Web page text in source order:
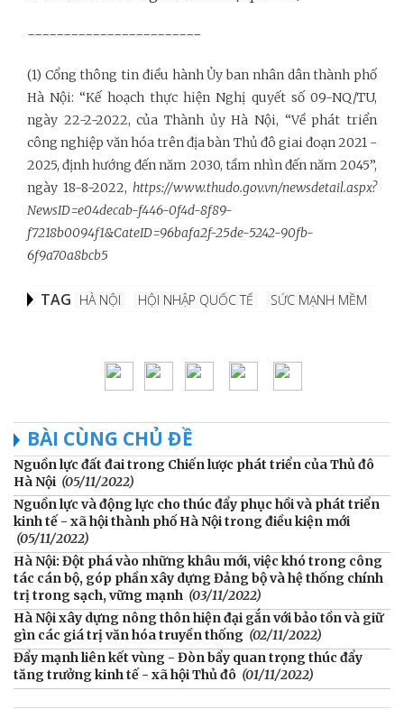
------------------------
(1) Cổng thông tin điều hành Ủy ban nhân dân thành phố
Hà Nội: “Kế hoạch thực hiện Nghị quyết số 09-NQ/TU,
ngày 22-2-2022, của Thành ủy Hà Nội, “Về phát triển
công nghiệp văn hóa trên địa bàn Thủ đô giai đoạn 2021 -
2025, định hướng đến năm 2030, tầm nhìn đến năm 2045”,
ngày 18-8-2022, https://www.thudo.gov.vn/newsdetail.aspx?
NewsID=e04decab-f446-0f4d-8f89-
f7218b0094f1&CateID=96bafa2f-25de-5242-90fb-
6f9a70a8bcb5
TAG HÀ NỘI HỘI NHẬP QUỐC TẾ SỨC MẠNH MỀM
BÀI CÙNG CHỦ ĐỀ
Nguồn lực đất đai trong Chiến lược phát triển của Thủ đô
Hà Nội (05/11/2022)
Nguồn lực và động lực cho thúc đẩy phục hồi và phát triển
kinh tế - xã hội thành phố Hà Nội trong điều kiện mới
(05/11/2022)
Hà Nội: Đột phá vào những khâu mới, việc khó trong công
tác cán bộ, góp phần xây dựng Đảng bộ và hệ thống chính
trị trong sạch, vững mạnh (03/11/2022)
Hà Nội xây dựng nông thôn hiện đại gắn với bảo tồn và giữ
gìn các giá trị văn hóa truyền thống (02/11/2022)
Đẩy mạnh liên kết vùng - Đòn bẩy quan trọng thúc đẩy
tăng trưởng kinh tế - xã hội Thủ đô (01/11/2022)